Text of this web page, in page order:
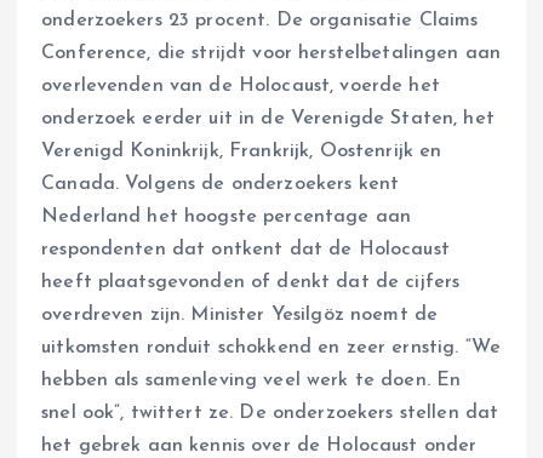
onderzoekers 23 procent. De organisatie Claims
Conference, die strijdt voor herstelbetalingen aan
overlevenden van de Holocaust, voerde het
onderzoek eerder uit in de Verenigde Staten, het
Verenigd Koninkrijk, Frankrijk, Oostenrijk en
Canada. Volgens de onderzoekers kent
Nederland het hoogste percentage aan
respondenten dat ontkent dat de Holocaust
heeft plaatsgevonden of denkt dat de cijfers
overdreven zijn. Minister Yesilgöz noemt de
uitkomsten ronduit schokkend en zeer ernstig. “We
hebben als samenleving veel werk te doen. En
snel ook”, twittert ze. De onderzoekers stellen dat
het gebrek aan kennis over de Holocaust onder